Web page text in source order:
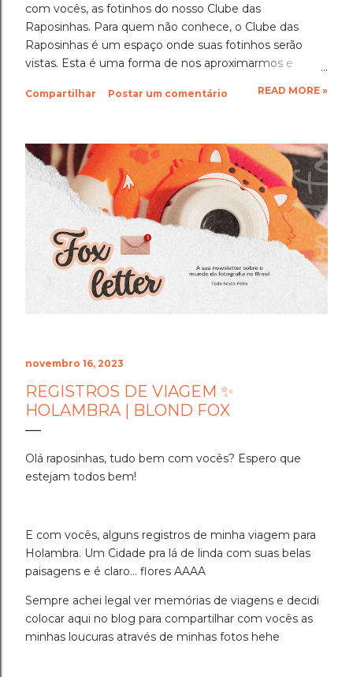
com vocês, as fotinhos do nosso Clube das
Raposinhas. Para quem não conhece, o Clube das
Raposinhas é um espaço onde suas fotinhos serão
vistas. Esta é uma forma de nos aproximarmos e
basta enviar suas fotinhos para o nosso e-mail
onde você é, e se preferir, contar um pouquinho sobre
suas fotinhos. Fique a vontade! Ficarei muito feliz de
recebê-las. Eu espero as suas obras de arte, ein?!
Beijos da raposa e até a próxima!!
Compartilhar Postar um comentário READ MORE »
novembro 16, 2023
REGISTROS DE VIAGEM ✨
HOLAMBRA | BLOND FOX
Olá raposinhas, tudo bem com vocês? Espero que
estejam todos bem!
E com vocês, alguns registros de minha viagem para
Holambra. Um Cidade pra lá de linda com suas belas
paisagens e é claro... flores AAAA
Sempre achei legal ver memórias de viagens e decidi
colocar aqui no blog para compartilhar com vocês as
minhas loucuras através de minhas fotos hehe